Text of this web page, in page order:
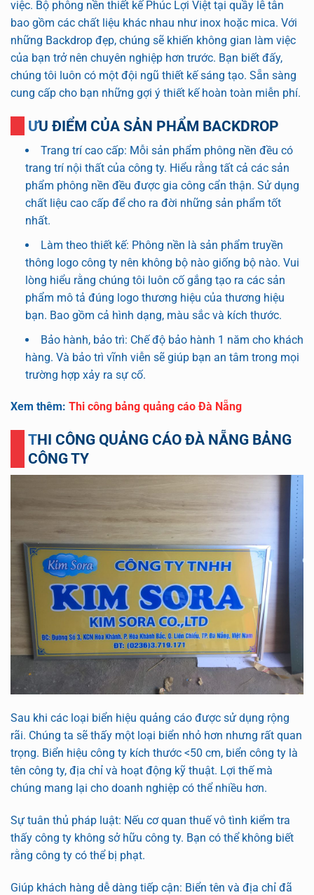
việc. Bộ phông nền thiết kế Phúc Lợi Việt tại quầy lễ tân
bao gồm các chất liệu khác nhau như inox hoặc mica. Với
những Backdrop đẹp, chúng sẽ khiến không gian làm việc
của bạn trở nên chuyên nghiệp hơn trước. Bạn biết đấy,
chúng tôi luôn có một đội ngũ thiết kế sáng tạo. Sẵn sàng
cung cấp cho bạn những gợi ý thiết kế hoàn toàn miễn phí.
ƯU ĐIỂM CỦA SẢN PHẨM BACKDROP
Trang trí cao cấp: Mỗi sản phẩm phông nền đều có
trang trí nội thất của công ty. Hiểu rằng tất cả các sản
phẩm phông nền đều được gia công cẩn thận. Sử dụng
chất liệu cao cấp để cho ra đời những sản phẩm tốt
nhất.
Làm theo thiết kế: Phông nền là sản phẩm truyền
thông logo công ty nên không bộ nào giống bộ nào. Vui
lòng hiểu rằng chúng tôi luôn cố gắng tạo ra các sản
phẩm mô tả đúng logo thương hiệu của thương hiệu
bạn. Bao gồm cả hình dạng, màu sắc và kích thước.
Bảo hành, bảo trì: Chế độ bảo hành 1 năm cho khách
hàng. Và bảo trì vĩnh viễn sẽ giúp bạn an tâm trong mọi
trường hợp xảy ra sự cố.
Xem thêm: Thi công bảng quảng cáo Đà Nẵng
THI CÔNG QUẢNG CÁO ĐÀ NẴNG BẢNG
CÔNG TY
Sau khi các loại biển hiệu quảng cáo được sử dụng rộng
rãi. Chúng ta sẽ thấy một loại biển nhỏ hơn nhưng rất quan
trọng. Biển hiệu công ty kích thước <50 cm, biển công ty là
tên công ty, địa chỉ và hoạt động kỹ thuật. Lợi thế mà
chúng mang lại cho doanh nghiệp có thể nhiều hơn.
Sự tuân thủ pháp luật: Nếu cơ quan thuế vô tình kiểm tra
thấy công ty không sở hữu công ty. Bạn có thể không biết
rằng công ty có thể bị phạt.
Giúp khách hàng dễ dàng tiếp cận: Biển tên và địa chỉ đã